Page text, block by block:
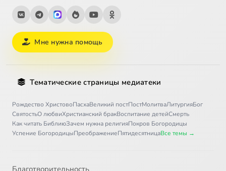
Мне нужна помощь
Тематические страницы медиатеки
Рождество ХристовоПасхаВеликий постПостМолитваЛитургияБог
СвятостьО любвиХристианский бракВоспитание детейСмерть
Как читать БиблиюЗачем нужна религияПокров Богородицы
Успение БогородицыПреображениеПятидесятницаВсе темы →
Благотворительность